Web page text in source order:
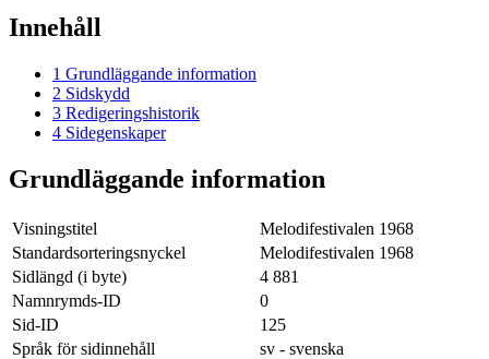
Innehåll
1 Grundläggande information
2 Sidskydd
3 Redigeringshistorik
4 Sidegenskaper
Grundläggande information
Visningstitel
Melodifestivalen 1968
Standardsorteringsnyckel
Melodifestivalen 1968
Sidlängd (i byte)
4 881
Namnrymds-ID
0
Sid-ID
125
Språk för sidinnehåll
sv - svenska